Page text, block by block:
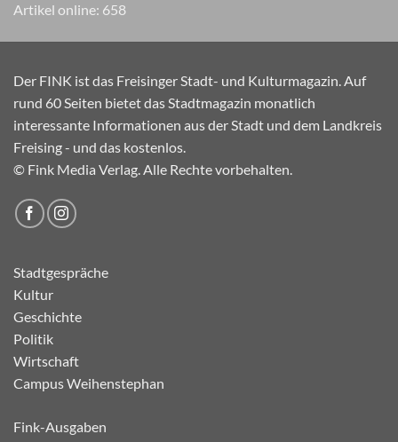
Artikel online: 658
Der FINK ist das Freisinger Stadt- und Kulturmagazin. Auf
rund 60 Seiten bietet das Stadtmagazin monatlich
interessante Informationen aus der Stadt und dem Landkreis
Freising - und das kostenlos.
© Fink Media Verlag. Alle Rechte vorbehalten.
Stadtgespräche
Kultur
Geschichte
Politik
Wirtschaft
Campus Weihenstephan
Fink-Ausgaben